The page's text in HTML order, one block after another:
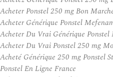
Acheter Ponstel 250 mg Bon
Acheter Générique Ponstel
Acheter Du Vrai Générique
Acheter Du Vrai Ponstel 250 mg
Acheté Générique 250 mg Ponstel
Ponstel En Ligne France